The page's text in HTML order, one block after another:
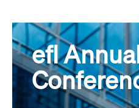
efl